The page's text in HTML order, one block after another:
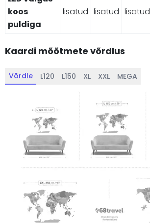
koos
puldiga
lisatud lisatud lisatud
Kaardi mõõtmete võrdlus
Võrdle L120 L150 XL XXL MEGA